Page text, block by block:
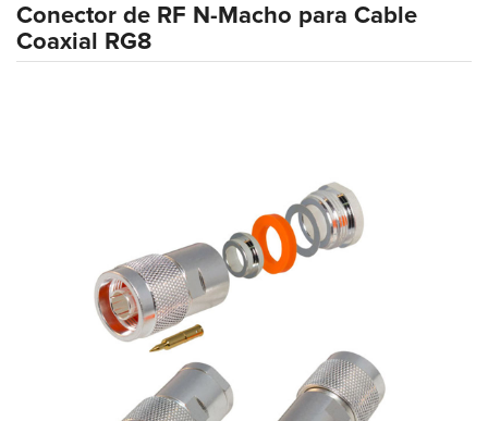
Conector de RF N-Macho para Cable
Coaxial RG8